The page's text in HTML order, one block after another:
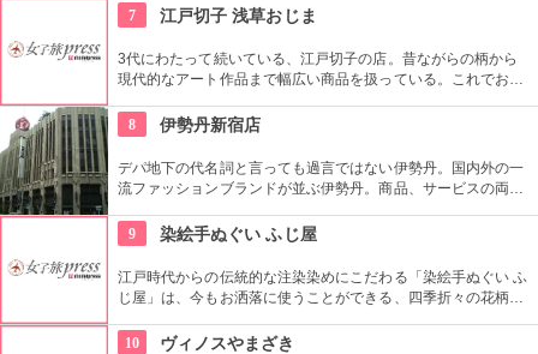
ではぬれ煎餅にアイスクリームをはさんだ「ぬれソフト」も人
気。
7 江戸切子 浅草おじま
3代にわたって続いている、江戸切子の店。昔ながらの柄から
現代的なアート作品まで幅広い商品を扱っている。これでお酒
引き出物などにも最適。特注品も承っている。
8 伊勢丹新宿店
デパ地下の代名詞と言っても過言ではない伊勢丹。国内外の一
流ファッションブランドが並ぶ伊勢丹。商品、サービスの両面
とメンズ館があり、百貨店業界では衣料品の売上高日本一を誇
っている。
9 染絵手ぬぐい ふじ屋
江戸時代からの伝統的な注染染めにこだわる「染絵手ぬぐい ふ
じ屋」は、今もお洒落に使うことができる、四季折々の花柄や
地の小物も各種扱っています。
10 ヴィノスやまざき